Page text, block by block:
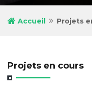
Accueil Projets
Projets en cours